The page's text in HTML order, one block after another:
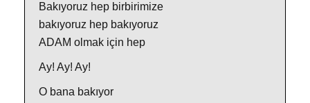
Bakıyoruz hep birbirimize
bakıyoruz hep bakıyoruz
ADAM olmak için hep
Ay! Ay! Ay!
O bana bakıyor